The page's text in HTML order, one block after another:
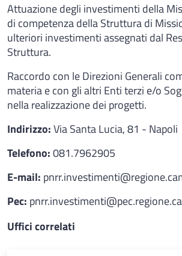
Attuazione degli investimenti della
di competenza della Struttura di
ulteriori investimenti assegnati dal
Struttura.
Raccordo con le Direzioni Generali
materia e con gli altri Enti terzi e/o
nella realizzazione dei progetti.
Indirizzo:Via Santa Lucia, 81 - Napoli
Telefono:081.7962905
E-mail:
Pec:
Uffici correlati